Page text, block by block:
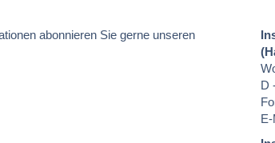
abonnieren Sie gerne unseren
D
E-